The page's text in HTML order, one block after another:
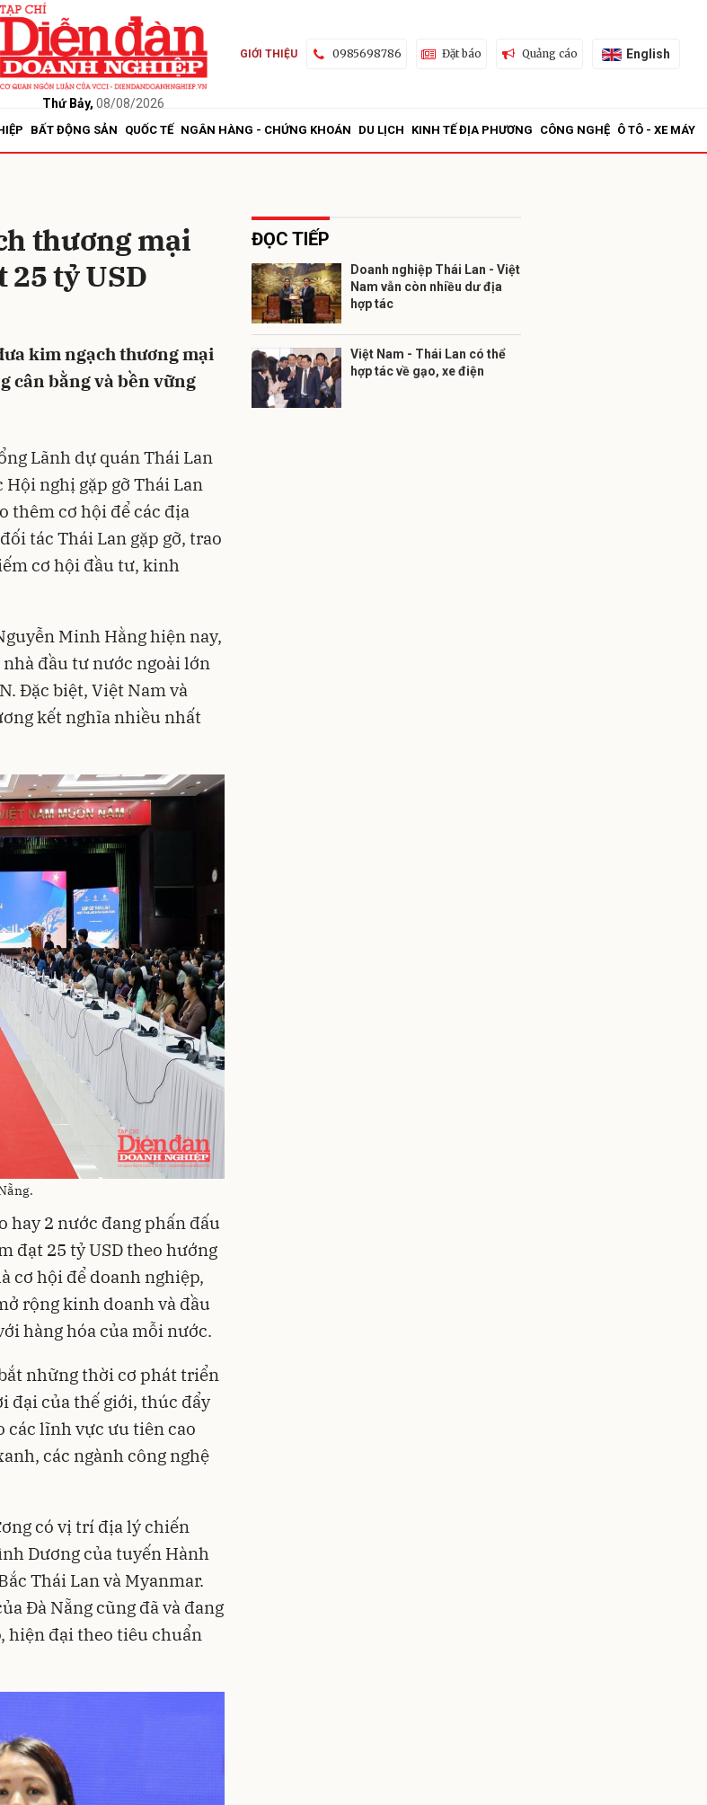
Thứ Bảy, 08/08/2026
GIỚI THIỆU 0985698786 Đặt báo Quảng cáo English
BẤT ĐỘNG SẢN QUỐC TẾ NGÂN HÀNG - CHỨNG KHOÁN DU LỊCH KINH TẾ ĐỊA PHƯƠNG CÔNG NGHỆ Ô TÔ - XE MÁY
thương mại
tỷ USD
kim ngạch thương mại
cân bằng và bền vững
Lãnh dự quán Thái Lan
Hội nghị gặp gỡ Thái Lan
thêm cơ hội để các địa
tác Thái Lan gặp gỡ, trao
cơ hội đầu tư, kinh
Minh Hằng hiện nay,
đầu tư nước ngoài lớn
Đặc biệt, Việt Nam và
kết nghĩa nhiều nhất
hay 2 nước đang phấn đấu
đạt 25 tỷ USD theo hướng
cơ hội để doanh nghiệp,
rộng kinh doanh và đầu
hàng hóa của mỗi nước.
những thời cơ phát triển
đại của thế giới, thúc đẩy
các lĩnh vực ưu tiên cao
các ngành công nghệ
có vị trí địa lý chiến
Dương của tuyến Hành
Thái Lan và Myanmar.
Đà Nẵng cũng đã và đang
hiện đại theo tiêu chuẩn
ĐỌC TIẾP
Doanh nghiệp Thái Lan - Việt
Nam vẫn còn nhiều dư địa
hợp tác
Việt Nam - Thái Lan có thể
hợp tác về gạo, xe điện
Gửi